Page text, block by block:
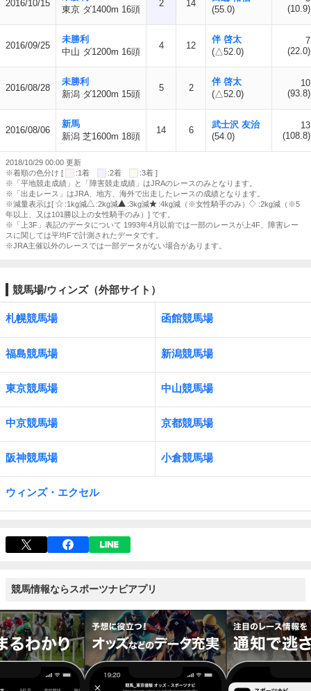
2016/10/15
東京 ダ1400m 16頭
2 14
(55.0)
(10.9)
2016/09/25
未勝利
中山 ダ1200m 16頭
4 12
伴 啓太
(△52.0)
7
(22.0)
2016/08/28
未勝利
新潟 ダ1200m 15頭
5 2
伴 啓太
(△52.0)
10
(93.8)
2016/08/06
新馬
新潟 芝1600m 18頭
14 6
武士沢 友治
(54.0)
13
(108.8)
2018/10/29 00:00 更新
※着順の色分け [
:1着 :2着
:3着 ]
※「平地競走成績」と「障害競走成績」はJRAのレースのみとなります。
※「出走レース」はJRA、地方、海外で出走したレースの成績となります。
※減量表示は[
:1kg減 :2kg減 :3kg減 :4kg減（※女性騎手のみ）
:2kg減（※5
年以上、又は101勝以上の女性騎手のみ）] です。
※「上3F」表記のデータについて 1993年4月以前では一部のレースが上4F、障害レー
スに関しては平均Fで計測されたデータです。
※JRA主催以外のレースでは一部データがない場合があります。
競馬場/ウィンズ（外部サイト）
札幌競馬場 函館競馬場
福島競馬場 新潟競馬場
東京競馬場 中山競馬場
中京競馬場 京都競馬場
阪神競馬場 小倉競馬場
ウィンズ・エクセル
競馬情報ならスポーツナビアプリ